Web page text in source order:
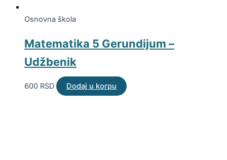
Osnovna škola
Matematika 5 Gerundijum –
Udžbenik
600 RSD Dodaj u korpu